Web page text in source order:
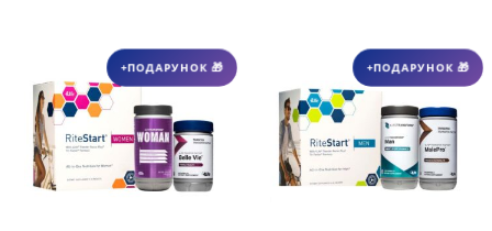
+ПОДАРУНОК 🎁 +ПОДАРУНОК 🎁